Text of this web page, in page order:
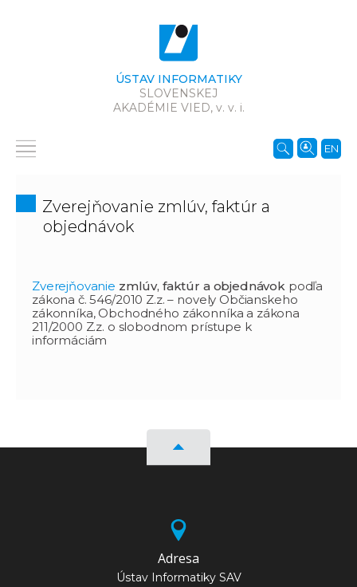
ÚSTAV INFORMATIKY
SLOVENSKEJ
AKADÉMIE VIED, v. v. i.
EN
Zverejňovanie zmlúv, faktúr a
objednávok
Zverejňovanie zmlúv, faktúr a objednávok podľa
zákona č. 546/2010 Z.z. – novely Občianskeho
zákonníka, Obchodného zákonníka a zákona
211/2000 Z.z. o slobodnom prístupe k
informáciám
Adresa
Ústav Informatiky SAV